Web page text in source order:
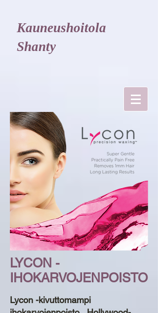
Kauneushoitola
Shanty
LYCON -
IHOKARVOJENPOISTO
Lycon -kivuttomampi